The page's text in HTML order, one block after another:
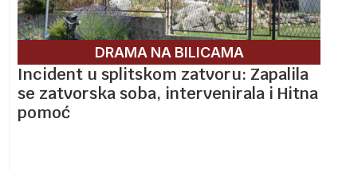
DRAMA NA BILICAMA
Incident u splitskom zatvoru: Zapalila
se zatvorska soba, intervenirala i Hitna
pomoć